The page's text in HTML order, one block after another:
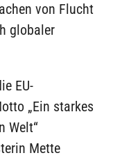
von Flucht
globaler
EU-
„Ein starkes
Welt“
Mette